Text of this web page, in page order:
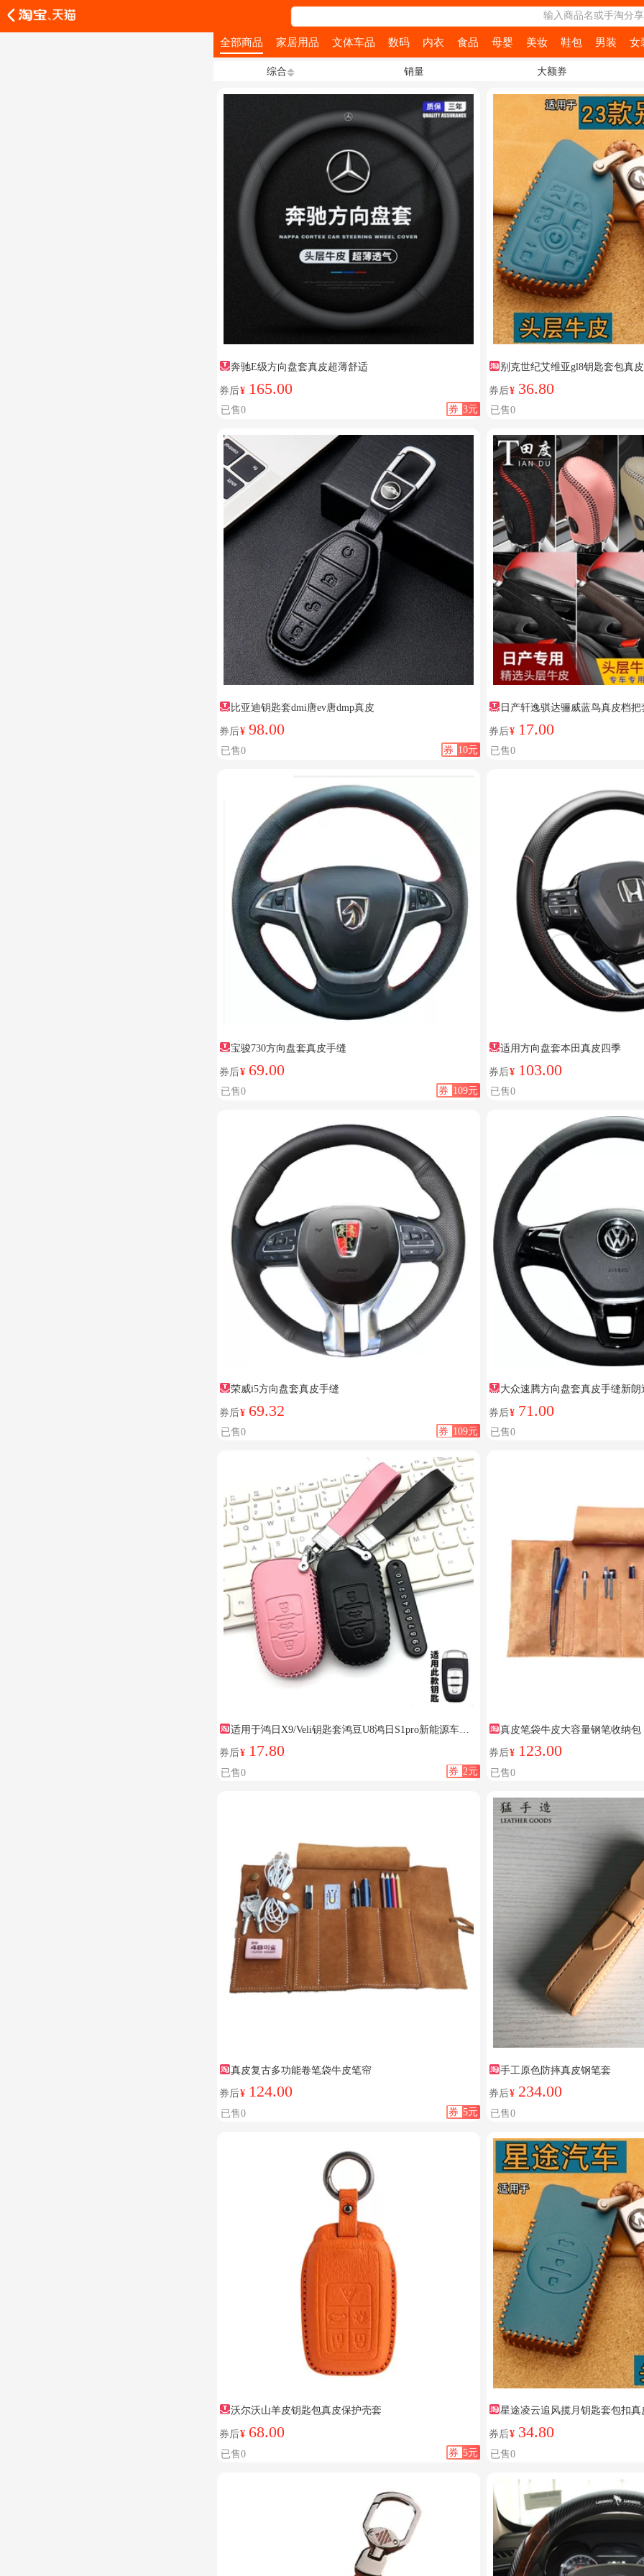
输入商品名或手淘分
全部商品 家居用品 文体车品 数码 内衣 食品 母婴 美妆 鞋包 男装 女
综合 销量 大额券
奔驰E级方向盘套真皮超薄舒适
券后¥ 165.00
券 3元
已售0
别克世纪艾维亚gl8钥匙套包真皮
券后¥ 36.80
已售0
比亚迪钥匙套dmi唐ev唐dmp真皮
券后¥ 98.00
券 10元
已售0
日产轩逸骐达骊威蓝鸟真皮档把
券后¥ 17.00
已售0
宝骏730方向盘套真皮手缝
券后¥ 69.00
券 109元
已售0
适用方向盘套本田真皮四季
券后¥ 103.00
已售0
荣威i5方向盘套真皮手缝
券后¥ 69.32
券 109元
已售0
大众速腾方向盘套真皮手缝新朗
券后¥ 71.00
已售0
适用于鸿日X9/Veli钥匙套鸿豆U8鸿日S1pro新能源车遥
控包真皮扣男
券后¥ 17.80
券 2元
已售0
真皮笔袋牛皮大容量钢笔收纳包
券后¥ 123.00
已售0
真皮复古多功能卷笔袋牛皮笔帘
券后¥ 124.00
券 5元
已售0
手工原色防摔真皮钢笔套
券后¥ 234.00
已售0
沃尔沃山羊皮钥匙包真皮保护壳套
券后¥ 68.00
券 5元
已售0
星途凌云追风揽月钥匙套包扣真
券后¥ 34.80
已售0